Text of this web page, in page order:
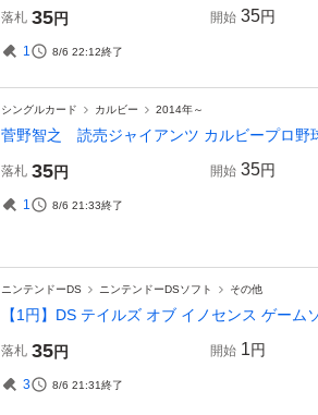
落札 35円 開始 35円
1 8/6 22:12終了
シングルカード カルビー 2014年～
菅野智之 読売ジャイアンツ カルビープロ野
落札 35円 開始 35円
1 8/6 21:33終了
ニンテンドーDS ニンテンドーDSソフト その他
【1円】DS テイルズ オブ イノセンス ゲー
落札 35円 開始 1円
3 8/6 21:31終了